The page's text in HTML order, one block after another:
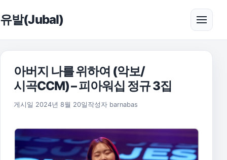
유발(Jubal) 메뉴
아버지 나를 위하여 (악보/
시곡CCM) – 피아워십 정규 3집
게시일 2024년 8월 20일 2025년 11월 17일
작성자 barnabas